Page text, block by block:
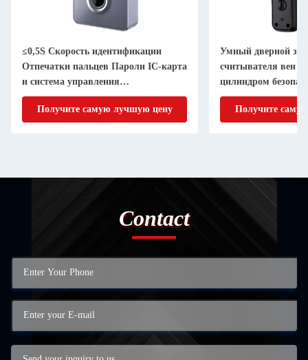
≤0,5S Скорость идентификации
Отпечатки пальцев Пароли IC-карта
и система управления
интеллектуальным доступом APP
Получите самую лучшую цену
Умный дверной
считывателя вен
цилиндром
APP
Получите
Contact